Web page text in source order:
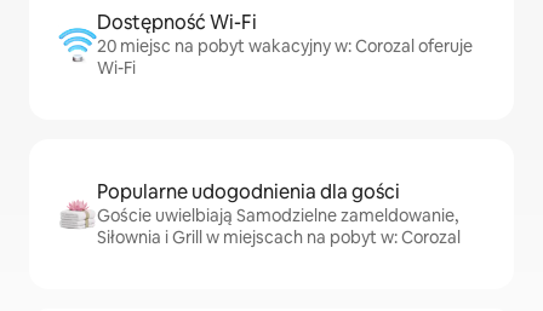
Dostępność Wi-Fi
20 miejsc na pobyt wakacyjny w: Corozal oferuje
Wi-Fi
Popularne udogodnienia dla gości
Goście uwielbiają Samodzielne zameldowanie,
Siłownia i Grill w miejscach na pobyt w: Corozal